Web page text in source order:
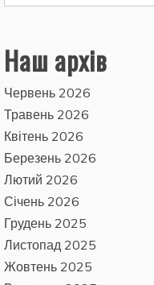
Наш архів
Червень 2026
Травень 2026
Квітень 2026
Березень 2026
Лютий 2026
Січень 2026
Грудень 2025
Листопад 2025
Жовтень 2025